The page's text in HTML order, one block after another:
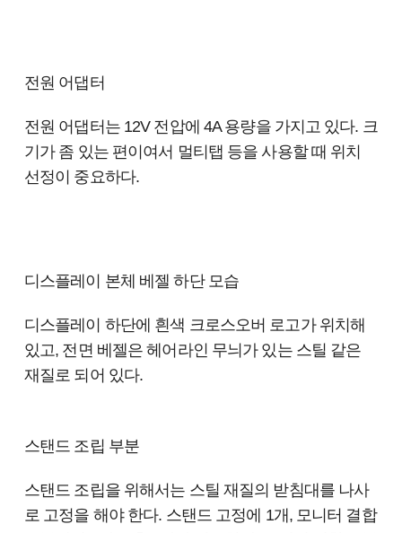
전원 어댑터
전원 어댑터는 12V 전압에 4A 용량을 가지고 있다. 크
기가 좀 있는 편이여서 멀티탭 등을 사용할 때 위치
선정이 중요하다.
디스플레이 본체 베젤 하단 모습
디스플레이 하단에 흰색 크로스오버 로고가 위치해
있고, 전면 베젤은 헤어라인 무늬가 있는 스틸 같은
재질로 되어 있다.
스탠드 조립 부분
스탠드 조립을 위해서는 스틸 재질의 받침대를 나사
로 고정을 해야 한다. 스탠드 고정에 1개, 모니터 결합